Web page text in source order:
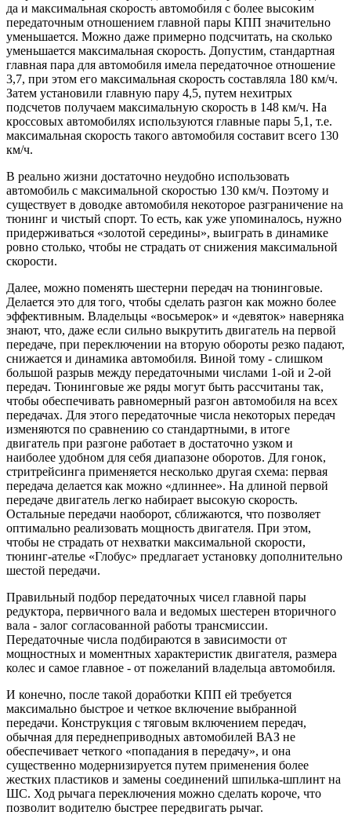
да и максимальная скорость автомобиля с более высоким
передаточным отношением главной пары КПП значительно
уменьшается. Можно даже примерно подсчитать, на сколько
уменьшается максимальная скорость. Допустим, стандартная
главная пара для автомобиля имела передаточное отношение
3,7, при этом его максимальная скорость составляла 180 км/ч.
Затем установили главную пару 4,5, путем нехитрых
подсчетов получаем максимальную скорость в 148 км/ч. На
кроссовых автомобилях используются главные пары 5,1, т.е.
максимальная скорость такого автомобиля составит всего 130
км/ч.
В реально жизни достаточно неудобно использовать
автомобиль с максимальной скоростью 130 км/ч. Поэтому и
существует в доводке автомобиля некоторое разграничение на
тюнинг и чистый спорт. То есть, как уже упоминалось, нужно
придерживаться «золотой середины», выиграть в динамике
ровно столько, чтобы не страдать от снижения максимальной
скорости.
Далее, можно поменять шестерни передач на тюнинговые.
Делается это для того, чтобы сделать разгон как можно более
эффективным. Владельцы «восьмерок» и «девяток» наверняка
знают, что, даже если сильно выкрутить двигатель на первой
передаче, при переключении на вторую обороты резко падают,
снижается и динамика автомобиля. Виной тому - слишком
большой разрыв между передаточными числами 1-ой и 2-ой
передач. Тюнинговые же ряды могут быть рассчитаны так,
чтобы обеспечивать равномерный разгон автомобиля на всех
передачах. Для этого передаточные числа некоторых передач
изменяются по сравнению со стандартными, в итоге
двигатель при разгоне работает в достаточно узком и
наиболее удобном для себя диапазоне оборотов. Для гонок,
стритрейсинга применяется несколько другая схема: первая
передача делается как можно «длиннее». На длиной первой
передаче двигатель легко набирает высокую скорость.
Остальные передачи наоборот, сближаются, что позволяет
оптимально реализовать мощность двигателя. При этом,
чтобы не страдать от нехватки максимальной скорости,
тюнинг-ателье «Глобус» предлагает установку дополнительно
шестой передачи.
Правильный подбор передаточных чисел главной пары
редуктора, первичного вала и ведомых шестерен вторичного
вала - залог согласованной работы трансмиссии.
Передаточные числа подбираются в зависимости от
мощностных и моментных характеристик двигателя, размера
колес и самое главное - от пожеланий владельца автомобиля.
И конечно, после такой доработки КПП ей требуется
максимально быстрое и четкое включение выбранной
передачи. Конструкция с тяговым включением передач,
обычная для переднеприводных автомобилей ВАЗ не
обеспечивает четкого «попадания в передачу», и она
существенно модернизируется путем применения более
жестких пластиков и замены соединений шпилька-шплинт на
ШС. Ход рычага переключения можно сделать короче, что
позволит водителю быстрее передвигать рычаг.